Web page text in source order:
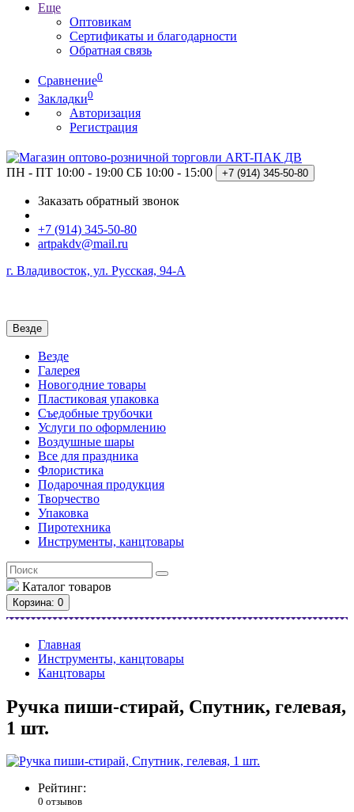
Еще
Оптовикам
Сертификаты и благодарности
Обратная связь
Сравнение0
Закладки0
Авторизация
Регистрация
ПН - ПТ 10:00 - 19:00 СБ 10:00 - 15:00 +7 (914) 345-50-80
Заказать обратный звонок
+7 (914) 345-50-80
artpakdv@mail.ru
г. Владивосток, ул. Русская, 94-А
Везде
Везде
Галерея
Новогодние товары
Пластиковая упаковка
Съедобные трубочки
Услуги по оформлению
Воздушные шары
Все для праздника
Флористика
Подарочная продукция
Творчество
Упаковка
Пиротехника
Инструменты, канцтовары
Каталог товаров
Корзина: 0
Главная
Инструменты, канцтовары
Канцтовары
Ручка пиши-стирай, Спутник, гелевая,
1 шт.
Рейтинг:
0 отзывов